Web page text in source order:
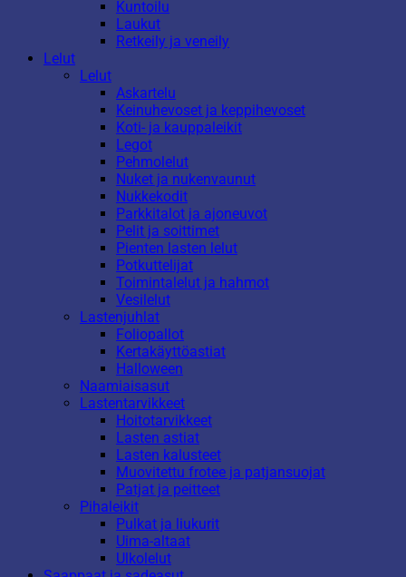
Kuntoilu
Laukut
Retkeily ja veneily
Lelut
Lelut
Askartelu
Keinuhevoset ja keppihevoset
Koti- ja kauppaleikit
Legot
Pehmolelut
Nuket ja nukenvaunut
Nukkekodit
Parkkitalot ja ajoneuvot
Pelit ja soittimet
Pienten lasten lelut
Potkuttelijat
Toimintalelut ja hahmot
Vesilelut
Lastenjuhlat
Foliopallot
Kertakäyttöastiat
Halloween
Naamiaisasut
Lastentarvikkeet
Hoitotarvikkeet
Lasten astiat
Lasten kalusteet
Muovitettu frotee ja patjansuojat
Patjat ja peitteet
Pihaleikit
Pulkat ja liukurit
Uima-altaat
Ulkolelut